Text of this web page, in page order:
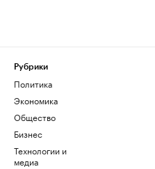
Рубрики
Политика
Экономика
Общество
Бизнес
Технологии и
медиа